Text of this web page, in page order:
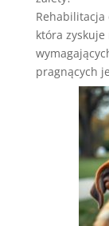
która
pragnących